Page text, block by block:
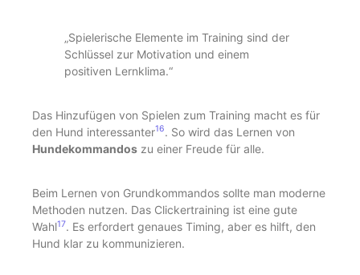
„Spielerische Elemente im Training sind der
Schlüssel zur Motivation und einem
positiven Lernklima.“
Das Hinzufügen von Spielen zum Training macht es für
den Hund interessanter16. So wird das Lernen von
Hundekommandos zu einer Freude für alle.
Beim Lernen von Grundkommandos sollte man moderne
Methoden nutzen. Das Clickertraining ist eine gute
Wahl17. Es erfordert genaues Timing, aber es hilft, den
Hund klar zu kommunizieren.